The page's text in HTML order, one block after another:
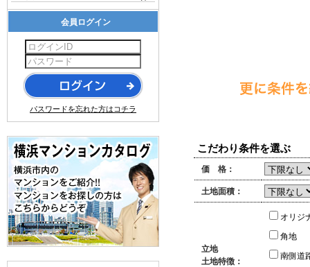
こだわり条件を選ぶ
価 格：
土地面積：
立地
土地特徴：
オリジ
角地
南側道
会員ログイン
パスワードを忘れた方はコチラ